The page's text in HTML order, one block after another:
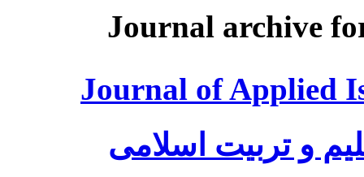
Journal archive
Journal of Applied
و تربیت اسلامی